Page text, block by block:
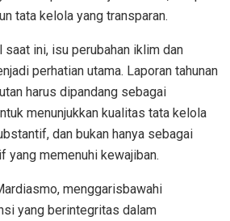
tata kelola yang transparan.
ini, isu perubahan iklim dan
perhatian utama. Laporan tahunan
harus dipandang sebagai
menunjukkan kualitas tata kelola
dan bukan hanya sebagai
yang memenuhi kewajiban.
menggarisbawahi
yang berintegritas dalam